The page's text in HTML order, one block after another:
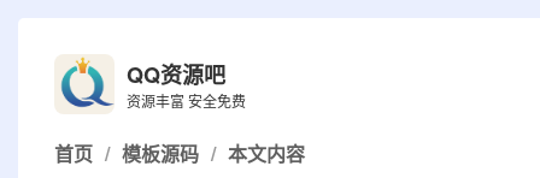
QQ资源吧
资源丰富 安全免费
首页 / 模板源码 / 本文内容